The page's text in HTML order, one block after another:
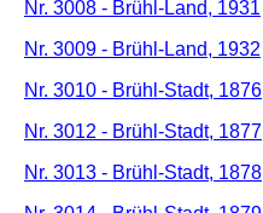
Nr. 3008 - Brühl-Land, 1931
Nr. 3009 - Brühl-Land, 1932
Nr. 3010 - Brühl-Stadt, 1876
Nr. 3012 - Brühl-Stadt, 1877
Nr. 3013 - Brühl-Stadt, 1878